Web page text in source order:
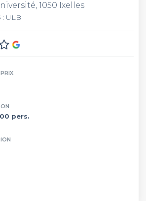
1050 Ixelles
: ULB
pers.